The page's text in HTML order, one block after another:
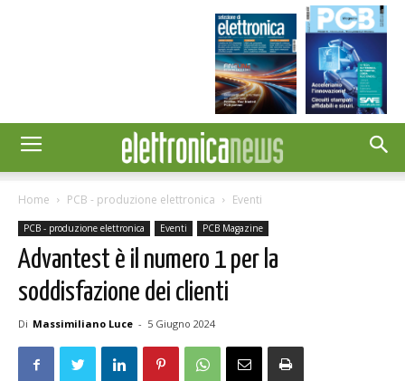
Home PCB - produzione elettronica Eventi
PCB - produzione elettronica Eventi PCB Magazine
Advantest è il numero 1 per la
soddisfazione dei clienti
Di Massimiliano Luce - 5 Giugno 2024